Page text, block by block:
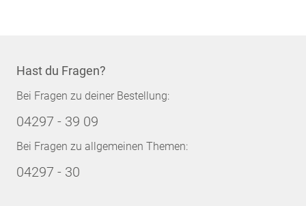
Hast du Fragen?
Bei Fragen zu deiner Bestellung:
04297 - 39 09
Bei Fragen zu allgemeinen Themen:
04297 - 30